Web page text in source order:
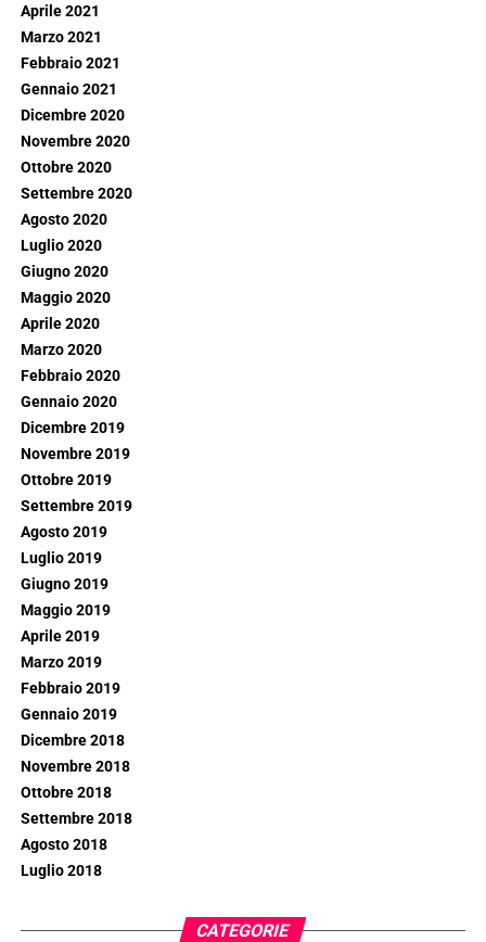
Aprile 2021
Marzo 2021
Febbraio 2021
Gennaio 2021
Dicembre 2020
Novembre 2020
Ottobre 2020
Settembre 2020
Agosto 2020
Luglio 2020
Giugno 2020
Maggio 2020
Aprile 2020
Marzo 2020
Febbraio 2020
Gennaio 2020
Dicembre 2019
Novembre 2019
Ottobre 2019
Settembre 2019
Agosto 2019
Luglio 2019
Giugno 2019
Maggio 2019
Aprile 2019
Marzo 2019
Febbraio 2019
Gennaio 2019
Dicembre 2018
Novembre 2018
Ottobre 2018
Settembre 2018
Agosto 2018
Luglio 2018
CATEGORIE